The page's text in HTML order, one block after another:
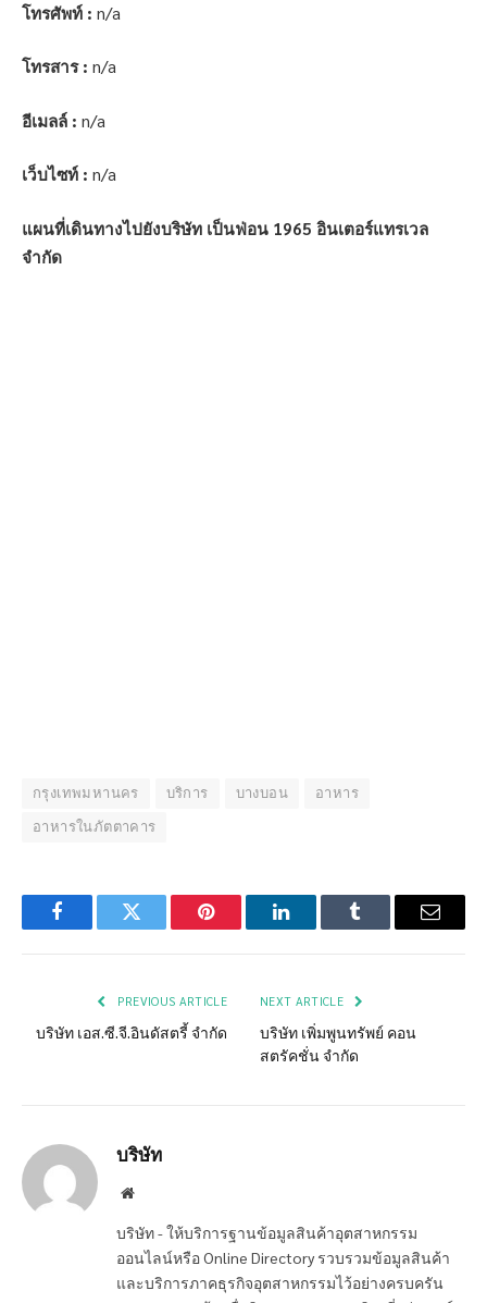
โทรศัพท์ : n/a
โทรสาร : n/a
อีเมลล์ : n/a
เว็บไซท์ : n/a
แผนที่เดินทางไปยังบริษัท เป็นฟ่อน 1965 อินเตอร์แทรเวล
จำกัด
กรุงเทพมหานคร บริการ บางบอน
อาหาร
อาหารในภัตตาคาร
FacebookTwitter Pinterest LinkedInTumblr Email
PREVIOUS ARTICLE
บริษัท เอส.ซี.จี.อินดัสตรี้ จำกัด
NEXT ARTICLE
บริษัท เพิ่มพูนทรัพย์ คอน
สตรัคชั่น จำกัด
บริษัท
Website
บริษัท - ให้บริการฐานข้อมูลสินค้าอุตสาหกรรม
ออนไลน์หรือ Online Directory รวบรวมข้อมูลสินค้า
และบริการภาคธุรกิจอุตสาหกรรมไว้อย่างครบครัน